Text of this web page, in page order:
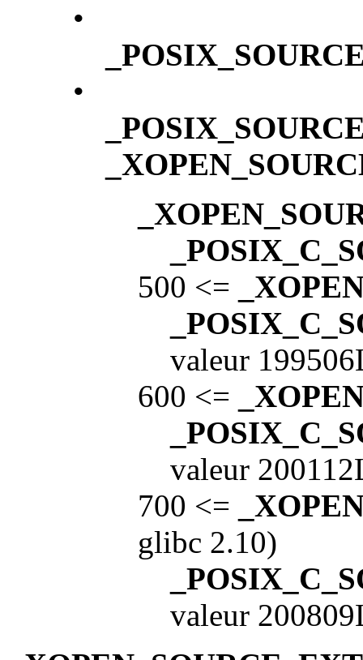
•
•
500 <=
valeur
600 <=
valeur
700 <=
glibc 2.10)
valeur